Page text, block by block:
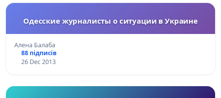
Одесские журналисты о ситуации в Украине
Алена Балаба
88 підписів
26 Dec 2013